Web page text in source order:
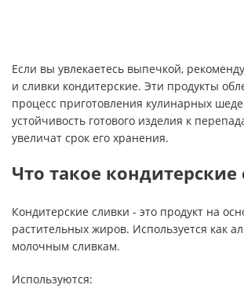
Если вы увлекаетесь выпечкой,
и сливки кондитерские. Эти продукты
процесс приготовления кулинарных
устойчивость готового изделия к
увеличат срок его хранения.
Что такое кондитерские
Кондитерские сливки - это продукт на
растительных жиров. Используется как
молочным сливкам.
Используются: